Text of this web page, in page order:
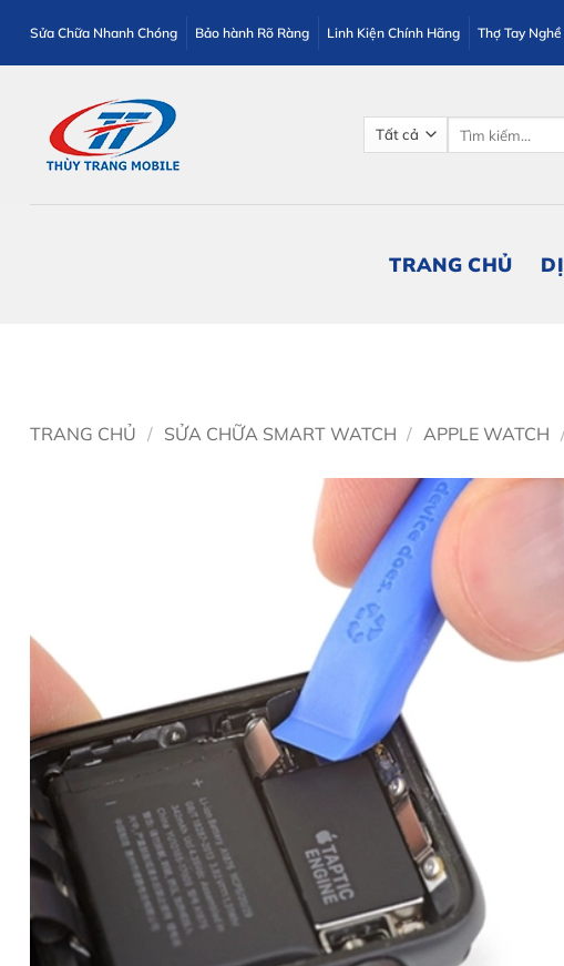
qua
nội
Sửa Chữa Nhanh Chóng Bảo hành Rõ Ràng Linh Kiện Chính Hãng Thợ Tay
TRANG CHỦ
TRANG CHỦ / SỬA CHỮA SMART WATCH / APPLE WATCH